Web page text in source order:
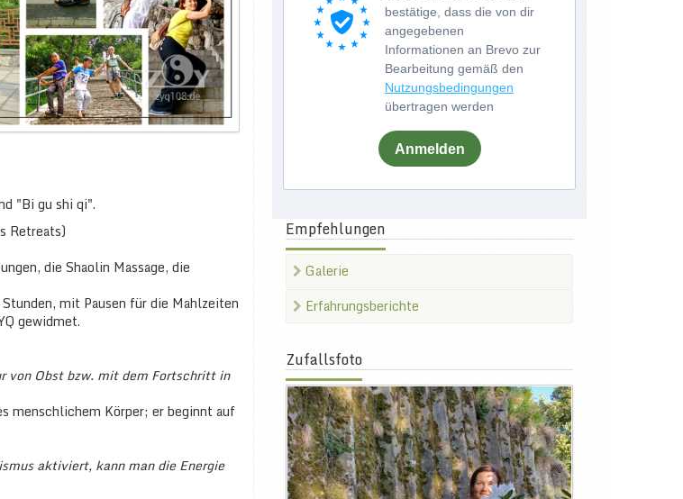
"Bi gu shi qi".
Retreats)
die Shaolin Massage, die
mit Pausen für die Mahlzeiten
gewidmet.
von Obst bzw. mit dem Fortschritt in
menschlichem Körper; er beginnt auf
aktiviert, kann man die Energie
bestätige, dass die von dir
angegebenen
Informationen an Brevo zur
Bearbeitung gemäß den
Nutzungsbedingungen
übertragen werden
Anmelden
Empfehlungen
Galerie
Erfahrungsberichte
Zufallsfoto